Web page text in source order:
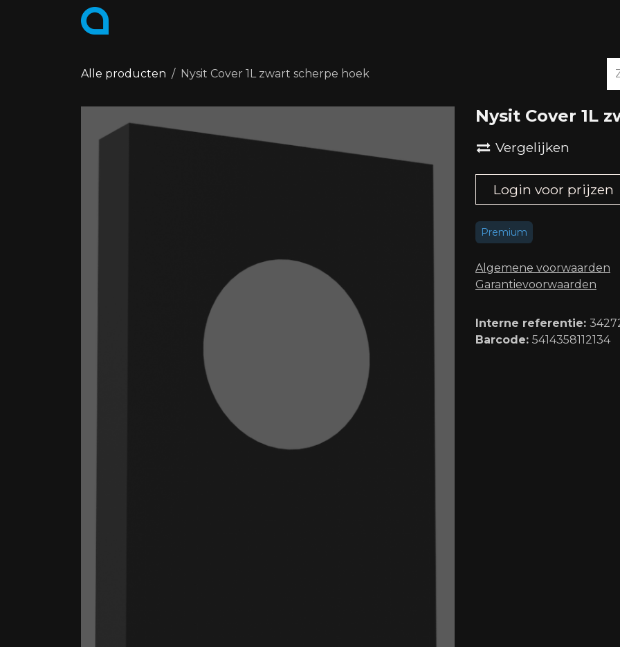
Overslaan naar inhoud
Alle producten Nysit Cover 1L zwart scherpe hoek
Nysit Cover 1L
Vergelijken
Login voor prijzen
Premium
Algemene voorwaard​en
Garantievoorwaarden
Interne referentie:
Barcode: 5414358112134